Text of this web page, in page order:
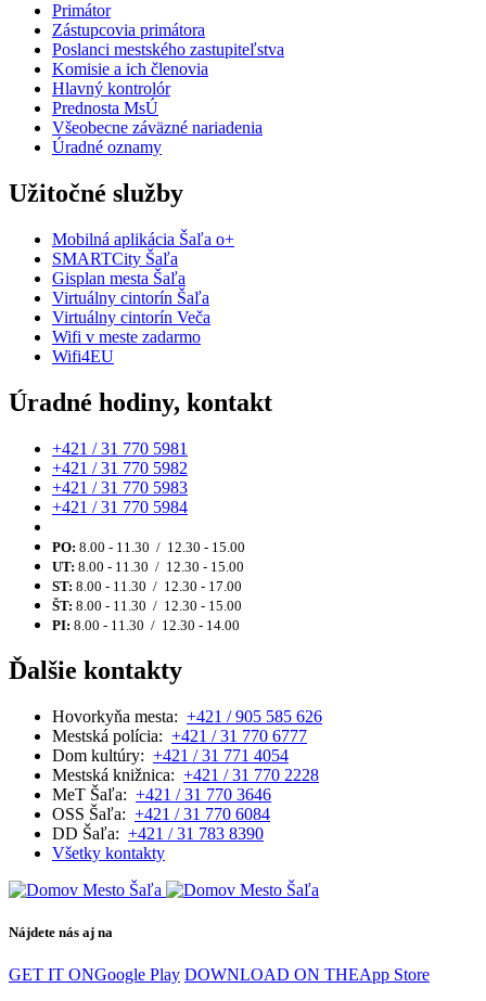
Primátor
Zástupcovia primátora
Poslanci mestského zastupiteľstva
Komisie a ich členovia
Hlavný kontrolór
Prednosta MsÚ
Všeobecne záväzné nariadenia
Úradné oznamy
Užitočné služby
Mobilná aplikácia Šaľa o+
SMARTCity Šaľa
Gisplan mesta Šaľa
Virtuálny cintorín Šaľa
Virtuálny cintorín Veča
Wifi v meste zadarmo
Wifi4EU
Úradné hodiny, kontakt
+421 / 31 770 5981
+421 / 31 770 5982
+421 / 31 770 5983
+421 / 31 770 5984
PO: 8.00 - 11.30 / 12.30 - 15.00
UT: 8.00 - 11.30 / 12.30 - 15.00
ST: 8.00 - 11.30 / 12.30 - 17.00
ŠT: 8.00 - 11.30 / 12.30 - 15.00
PI: 8.00 - 11.30 / 12.30 - 14.00
Ďalšie kontakty
Hovorkyňa mesta: +421 / 905 585 626
Mestská polícia: +421 / 31 770 6777
Dom kultúry: +421 / 31 771 4054
Mestská knižnica: +421 / 31 770 2228
MeT Šaľa: +421 / 31 770 3646
OSS Šaľa: +421 / 31 770 6084
DD Šaľa: +421 / 31 783 8390
Všetky kontakty
Nájdete nás aj na
GET IT ONGoogle Play DOWNLOAD ON THEApp Store